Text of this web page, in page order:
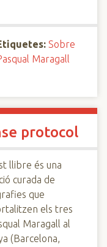
Sobre
Maragall
protocol
llibre és una
curada de
que
els tres
Maragall al
(Barcelona,